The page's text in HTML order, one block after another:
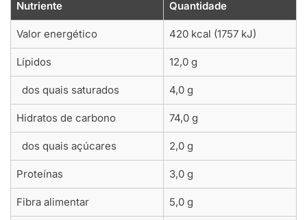
Nutriente Quantidade
Valor energético 420 kcal (1757 kJ)
Lípidos 12,0 g
dos quais saturados 4,0 g
Hidratos de carbono 74,0 g
dos quais açúcares 2,0 g
Proteínas 3,0 g
Fibra alimentar 5,0 g